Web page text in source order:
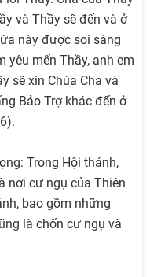
và Thầy sẽ đến và ở
này được soi sáng
yêu mến Thầy, anh em
sẽ xin Chúa Cha và
Bảo Trợ khác đến ở
Trong Hội thánh,
nơi cư ngụ của Thiên
bao gồm những
là chốn cư ngụ và